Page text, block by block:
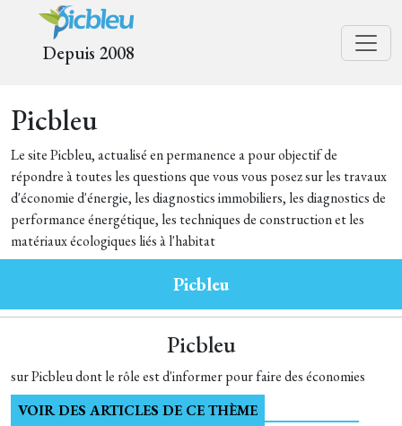
Depuis 2008
Picbleu
Le site Picbleu, actualisé en permanence a pour objectif de
répondre à toutes les questions que vous vous posez sur les travaux
d'économie d'énergie, les diagnostics immobiliers, les diagnostics de
performance énergétique, les techniques de construction et les
matériaux écologiques liés à l'habitat
Picbleu
Picbleu
sur Picbleu dont le rôle est d'informer pour faire des économies
VOIR DES ARTICLES DE CE THÈME